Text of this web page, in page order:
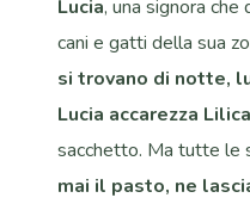
Lucia, una signora che
cani e gatti della sua
si trovano di notte,
Lucia accarezza
sacchetto. Ma tutte le
mai il pasto, ne